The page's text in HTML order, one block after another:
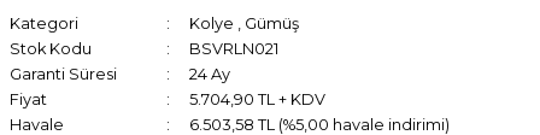
Kategori Kolye , Gümüş
Stok Kodu
BSVRLN021
Garanti Süresi
24 Ay
Fiyat
5.704,90 TL + KDV
Havale
6.503,58 TL (%5,00 havale indirimi)